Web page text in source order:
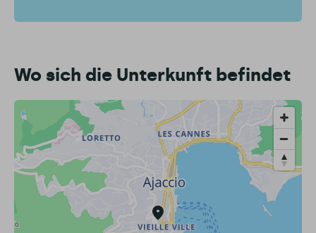
Wo sich die Unterkunft befindet